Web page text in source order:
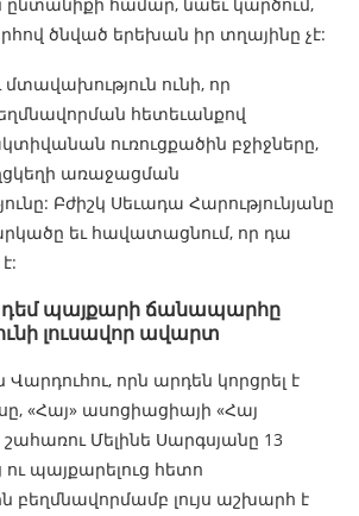
ծնված երեխան իր տղայինը չէ:
ունի, որ
հետեւանքով
ուռուցքածին բջիջները,
առաջացման
Բժիշկ Սեւադա Հարությունյանը
եւ հավատացնում, որ դա
դեմ պայքարի ճանապարհը
լուսավոր ավարտ
Վարդուհու, որն արդեն կորցրել է
«Հայ» ասոցիացիայի «Հայ
Մելինե Սարգսյանը 13
պայքարելուց հետո
լույս աշխարհ է